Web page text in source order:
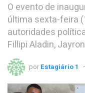
O evento de
última sexta-feira
autoridades
Fillipi Aladin,
por Estagiário 1